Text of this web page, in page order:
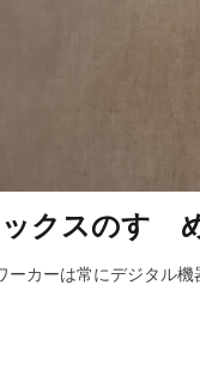
クスのすゝ
ーカーは常にデジタル